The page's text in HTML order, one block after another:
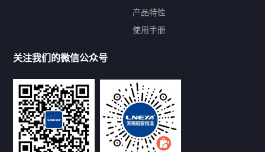
提交您的需求，免费获取产品资料
--亦可拨打我们的24小时服务咨询热线--
13912479193
产品特性
使用手册
关注我们的微信公众号